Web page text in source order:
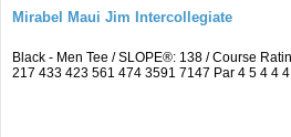
Mirabel Maui Jim Intercollegiate
Black - Men Tee / SLOPE®: 138 / Course
217 433 423 561 474 3591 7147 Par 4 5 4 4